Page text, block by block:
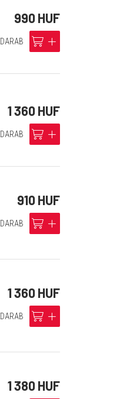
990 HUF
DARAB cart add
1 360 HUF
DARAB cart add
910 HUF
DARAB cart add
1 360 HUF
DARAB cart add
1 380 HUF